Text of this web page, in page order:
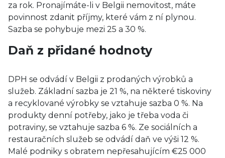
za rok. Pronajímáte-li v Belgii nemovitost, máte
povinnost zdanit příjmy, které vám z ní plynou.
Sazba se pohybuje mezi 25 a 30 %.
Daň z přidané hodnoty
DPH se odvádí v Belgii z prodaných výrobků a
služeb. Základní sazba je 21 %, na některé tiskoviny
a recyklované výrobky se vztahuje sazba 0 %. Na
produkty denní potřeby, jako je třeba voda či
potraviny, se vztahuje sazba 6 %. Ze sociálních a
restauračních služeb se odvádí daň ve výši 12 %.
Malé podniky s obratem nepřesahujícím €25 000